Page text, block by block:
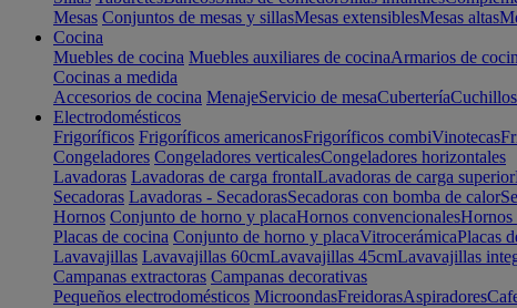
Mesas Conjuntos de mesas y sillasMesas extensiblesMesas altas
Cocina
Muebles de cocina Muebles auxiliares de cocinaArmarios de
Cocinas a medida
Accesorios de cocina MenajeServicio de mesaCubertería
Electrodomésticos
Frigoríficos Frigoríficos americanosFrigoríficos combiVinotecas
Congeladores Congeladores verticalesCongeladores horizontales
Lavadoras Lavadoras de carga frontalLavadoras de carga superior
Secadoras Lavadoras - SecadorasSecadoras con bomba de calor
Hornos Conjunto de horno y placaHornos convencionales
Placas de cocina Conjunto de horno y placaVitrocerámicaPlacas
Lavavajillas Lavavajillas 60cmLavavajillas 45cmLavavajillas
Campanas extractoras Campanas decorativas
Pequeños electrodomésticos MicroondasFreidorasAspiradores